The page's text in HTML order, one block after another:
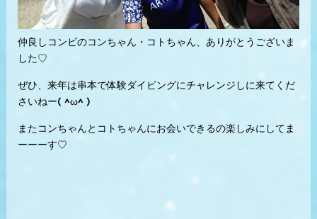
仲良しコンビのコンちゃん・コトちゃん、ありがとうございま
した♡
ぜひ、来年は串本で体験ダイビングにチャレンジしに来てくだ
さいねー( ^ω^ )
またコンちゃんとコトちゃんにお会いできるの楽しみにしてま
ーーーす♡